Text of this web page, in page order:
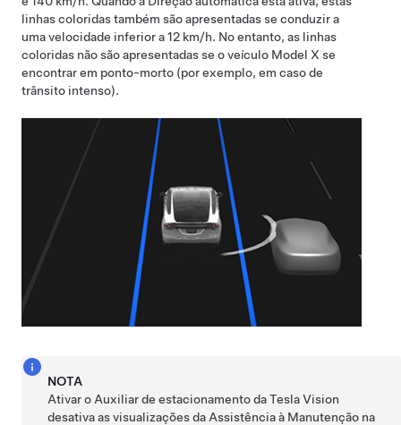
linhas coloridas também são apresentadas se conduzir a
uma velocidade inferior a12 km/h. No entanto, as linhas
coloridas não são apresentadas se o veículo Model X se
encontrar em ponto-morto (por exemplo, em caso de
trânsito intenso).
NOTA
Ativar o Auxiliar de estacionamento da Tesla Vision
desativa as visualizações da Assistência à Manutenção na